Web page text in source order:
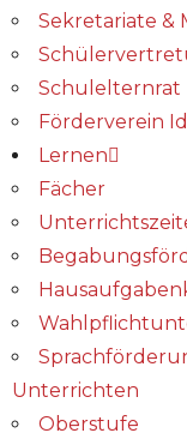
Sekretariate &
Schulelternrat
Förderverein
Lernen
Fächer
Unterrichten
Oberstufe